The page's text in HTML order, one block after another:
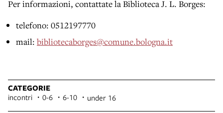
Per informazioni, contattate la Biblioteca J. L. Borges:
telefono: 0512197770
mail: bibliotecaborges@comune.bologna.it
CATEGORIE
incontri 0-6 6-10 under 16